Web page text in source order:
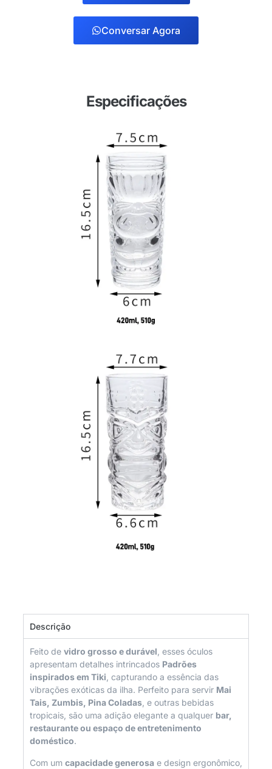
Conversar Agora
Especificações
Descrição
Feito de vidro grosso e durável , esses óculos
apresentam detalhes intrincados Padrões
inspirados em Tiki , capturando a essência das
vibrações exóticas da ilha. Perfeito para servir Mai
Tais, Zumbis, Pina Coladas , e outras bebidas
tropicais, são uma adição elegante a qualquer bar,
restaurante ou espaço de entretenimento
doméstico.
Com um capacidade generosa e design ergonômico,